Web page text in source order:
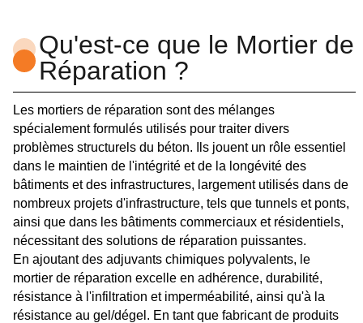
Qu'est-ce que le Mortier de
Réparation ?
Les mortiers de réparation sont des mélanges
spécialement formulés utilisés pour traiter divers
problèmes structurels du béton. Ils jouent un rôle essentiel
dans le maintien de l'intégrité et de la longévité des
bâtiments et des infrastructures, largement utilisés dans de
nombreux projets d'infrastructure, tels que tunnels et ponts,
ainsi que dans les bâtiments commerciaux et résidentiels,
nécessitant des solutions de réparation puissantes.
En ajoutant des adjuvants chimiques polyvalents, le
mortier de réparation excelle en adhérence, durabilité,
résistance à l'infiltration et imperméabilité, ainsi qu'à la
résistance au gel/dégel. En tant que fabricant de produits